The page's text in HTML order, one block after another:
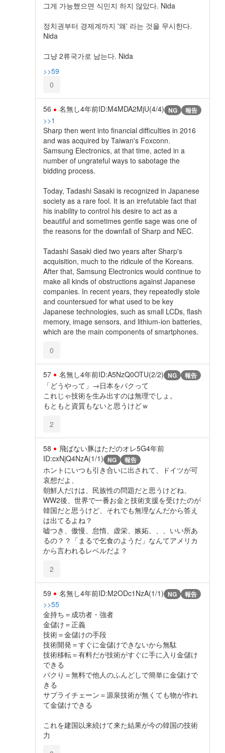
그게 가능했으면 식민지 하지 않았다. Nida
정치권부터 경제계까지 '왜' 라는 것을 무시한다.
Nida
그냥 2류국가로 남는다. Nida
>>59
0
56 名無し4年前ID:M4MDA2MjU(4/4) NG 報告
>>1
Sharp then went into financial difficulties in 2016
and was acquired by Taiwan's Foxconn.
Samsung Electronics, at that time, acted in a
number of ungrateful ways to sabotage the
bidding process.
Today, Tadashi Sasaki is recognized in Japanese
society as a rare fool. It is an irrefutable fact that
his inability to control his desire to act as a
beautiful and sometimes gentle sage was one of
the reasons for the downfall of Sharp and NEC.
Tadashi Sasaki died two years after Sharp's
acquisition, much to the ridicule of the Koreans.
After that, Samsung Electronics would continue to
make all kinds of obstructions against Japanese
companies. In recent years, they repeatedly stole
and countersued for what used to be key
Japanese technologies, such as small LCDs, flash
memory, image sensors, and lithium-ion batteries,
which are the main components of smartphones.
0
57 名無し4年前ID:A5NzQ0OTU(2/2) NG 報告
「どうやって」→日本をパクって
これじゃ技術を生み出すのは無理でしょ。
もともと資質もないと思うけどｗ
2
58 飛ばない豚はただのオレ5G4年前
ID:cxNjQ4NzA(1/1) NG 報告
ホントにいつも引き合いに出されて、ドイツが可
哀想だよ、
朝鮮人だけは、民族性の問題だと思うけどね、
WW2後、世界で一番お金と技術支援を受けたのが
韓国だと思うけど、それでも無理なんだから答え
は出てるよね？
嘘つき、傲慢、怠惰、虚栄、嫉妬、、、いい所あ
るの？？「まるで乞食のようだ」なんてアメリカ
から言われるレベルだよ？
2
59 名無し4年前ID:M2ODc1NzA(1/1) NG 報告
>>55
金持ち＝成功者・強者
金儲け＝正義
技術＝金儲けの手段
技術開発＝すぐに金儲けできないから無駄
技術移転＝有料だが技術がすぐに手に入り金儲け
できる
パクり＝無料で他人のふんどしで簡単に金儲けで
きる
サプライチェーン＝源泉技術が無くても物が作れ
て金儲けできる
これを建国以来続けて来た結果が今の韓国の技術
力